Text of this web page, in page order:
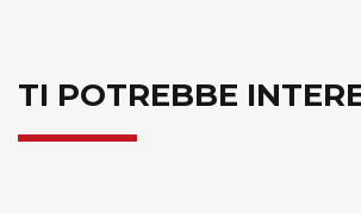
TI POTREBBE